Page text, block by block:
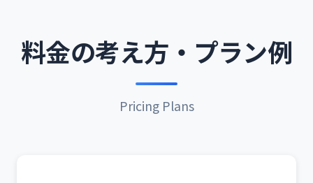
料金の考え方・プラン例
Pricing Plans